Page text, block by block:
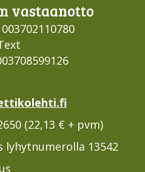
vastaan­otto
(22,13 € + pvm)
lyhytnumerolla 13542